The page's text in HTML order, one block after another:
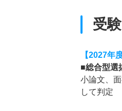
受
【2027年
■総合型選
小論文、
して判定